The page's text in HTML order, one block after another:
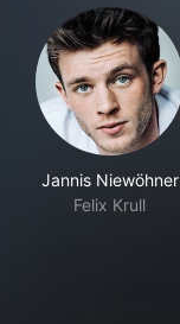
Jannis Niewöhner
Felix Krull